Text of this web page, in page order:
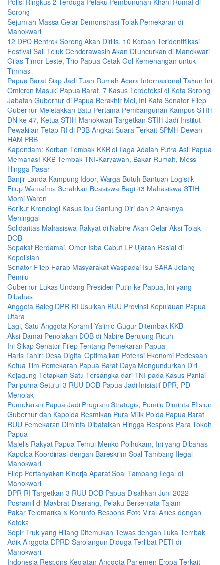
Polisi Ringkus 2 Terduga Pelaku Pembunuhan Khani Rumaf di
Sorong
Sejumlah Massa Gelar Demonstrasi Tolak Pemekaran di
Manokwari
12 DPO Bentrok Sorong Akan Dirilis, 10 Korban Teridentifikasi
Festival Sail Teluk Cenderawasih Akan Diluncurkan di Manokwari
Gilas Timor Leste, Trio Papua Cetak Gol Kemenangan untuk
Timnas
Papua Barat Siap Jadi Tuan Rumah Acara Internasional Tahun Ini
Omicron Masuki Papua Barat, 7 Kasus Terdeteksi di Kota Sorong
Jabatan Gubernur di Papua Berakhir Mei, Ini Kata Senator Filep
Gubernur Meletakkan Batu Pertama Pembangunan Kampus STIH
DN ke-47, Ketua STIH Manokwari Targetkan STIH Jadi Institut
Pewakilan Tetap RI di PBB Angkat Suara Terkait SPMH Dewan
HAM PBB
Kapendam: Korban Tembak KKB di Ilaga Adalah Putra Asli Papua
Memanas! KKB Tembak TNI-Karyawan, Bakar Rumah, Mess
Hingga Pasar
Banjir Landa Kampung Idoor, Warga Butuh Bantuan Logistik
Filep Wamafma Serahkan Beasiswa Bagi 43 Mahasiswa STIH
Momi Waren
Berikut Kronologi Kasus Ibu Gantung Diri dan 2 Anaknya
Meninggal
Solidaritas Mahasiswa-Rakyat di Nabire Akan Gelar Aksi Tolak
DOB
Sepakat Berdamai, Omer Isba Cabut LP Ujaran Rasial di
Kepolisian
Senator Filep Harap Masyarakat Waspadai Isu SARA Jelang
Pemilu
Gubernur Lukas Undang Presiden Putin ke Papua, Ini yang
Dibahas
Anggota Baleg DPR RI Usulkan RUU Provinsi Kepulauan Papua
Utara
Lagi, Satu Anggota Koramil Yalimo Gugur Ditembak KKB
Aksi Damai Penolakan DOB di Nabire Berujung Ricuh
Ini Sikap Senator Filep Tentang Pemekaran Papua
Haris Tahir: Desa Digital Optimalkan Potensi Ekonomi Pedesaan
Ketua Tim Pemekaran Papua Barat Daya Mengundurkan Diri
Kejagung Tetapkan Satu Tersangka dari TNI pada Kasus Paniai
Paripurna Setujui 3 RUU DOB Papua Jadi Inisiatif DPR, PD
Menolak
Pemekaran Papua Jadi Program Strategis, Pemilu Diminta Efisien
Gubernur dan Kapolda Resmikan Pura Milik Polda Papua Barat
RUU Pemekaran Diminta Dibatalkan Hingga Respons Para Tokoh
Papua
Majelis Rakyat Papua Temui Menko Polhukam, Ini yang Dibahas
Kapolda Koordinasi dengan Bareskrim Soal Tambang Ilegal
Manokwari
Filep Pertanyakan Kinerja Aparat Soal Tambang Ilegal di
Manokwari
DPR RI Targetkan 3 RUU DOB Papua Disahkan Juni 2022
Posramil di Maybrat Diserang, Pelaku Bersenjata Tajam
Pakar Telematika & Kominfo Respons Foto Viral Anies dengan
Koteka
Sopir Truk yang Hilang Ditemukan Tewas dengan Luka Tembak
Adik Anggota DPRD Sarolangun Diduga Terlibat PETI di
Manokwari
Indonesia Respons Kegiatan Anggota Parlemen Eropa Terkait